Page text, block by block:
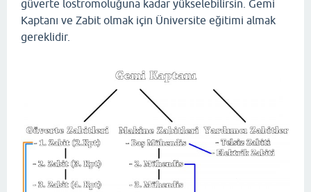
güverte lostromoluğuna kadar yükselebilirsin. Gemi
Kaptanı ve Zabit olmak için Üniversite eğitimi almak
gereklidir.